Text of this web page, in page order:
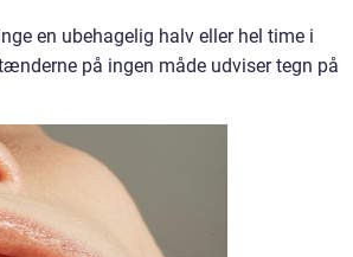
en ubehagelig halv eller hel time i
på ingen måde udviser tegn på